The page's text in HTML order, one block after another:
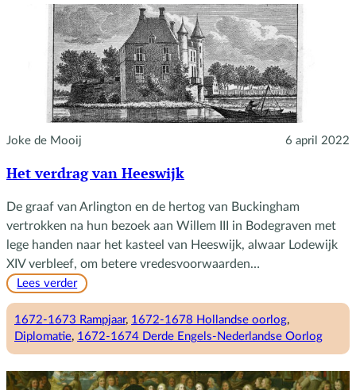
gebroeders
De
Witt
Joke de Mooij 6 april 2022
Het verdrag van Heeswijk
De graaf van Arlington en de hertog van Buckingham
vertrokken na hun bezoek aan Willem III in Bodegraven met
lege handen naar het kasteel van Heeswijk, alwaar Lodewijk
XIV verbleef, om betere vredesvoorwaarden…
Lees verder:
verdrag
van
1672-1673 Rampjaar, 1672-1678 Hollandse oorlog
Diplomatie, 1672-1674 Derde Engels-Nederlandse Oorlog